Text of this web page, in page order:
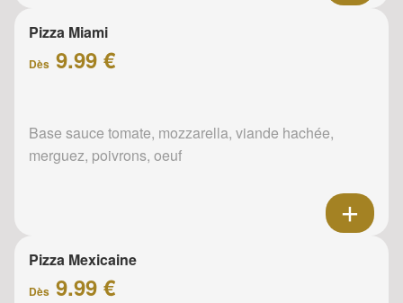
Pizza Miami
Dès 9.99 €
Base sauce tomate, mozzarella, viande hachée,
merguez, poivrons, oeuf
Pizza Mexicaine
Dès 9.99 €